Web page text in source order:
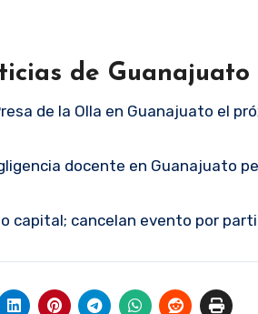
de Guanajuato
de la Olla en Guanajuato el
docente en Guanajuato
capital; cancelan evento por